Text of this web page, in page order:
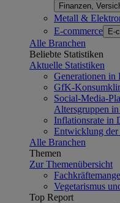
Finanzen,
Metall &
E-commerce E-
Alle Branchen
Beliebte Statistiken
Aktuelle Statistiken
Generationen in
GfK-
Social-Media-
Altersgruppen
Inflationsrate in
Entwicklung der
Alle Branchen
Themen
Zur Themenübersicht
Vegetarismus
Top Report